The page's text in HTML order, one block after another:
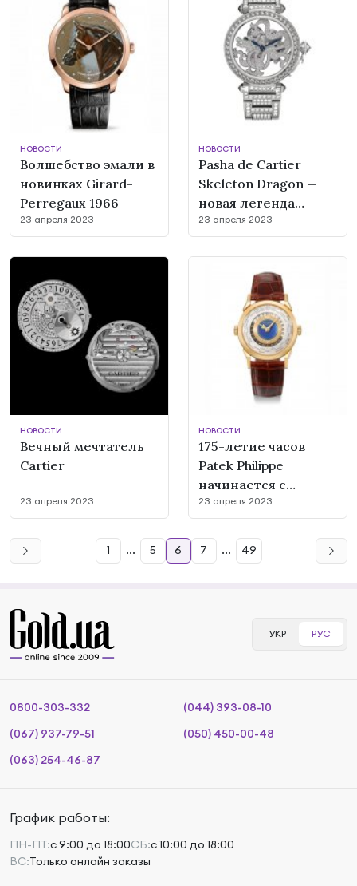
НОВОСТИ
Волшебство эмали в
новинках Girard-
Perregaux 1966
23 апреля 2023
НОВОСТИ
Pasha de Cartier
Skeleton Dragon —
новая легенда
Cartier
23 апреля 2023
НОВОСТИ
Вечный мечтатель
Cartier
23 апреля 2023
НОВОСТИ
175-летие часов
Patek Philippe
начинается с
исторического
аукциона Christie’s
23 апреля 2023
1 ... 5 6 7 ... 49
УКР РУС
0800-303-332
(044) 393-08-10
(067) 937-79-51
(050) 450-00-48
(063) 254-46-87
График работы:
ПН-ПТ:с 9:00 до 18:00СБ:с 10:00 до 18:00
ВС:Только онлайн заказы